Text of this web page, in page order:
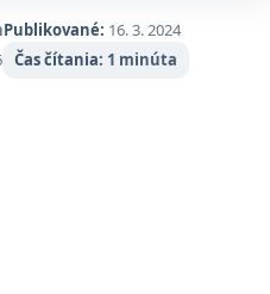
Publikované: 16. 3. 2024
Čas čítania: 1 minúta